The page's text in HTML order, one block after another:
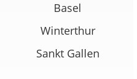
Basel
Winterthur
Sankt Gallen